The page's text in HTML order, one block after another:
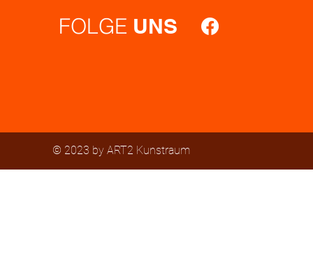
FOLGE UNS
© 2023 by ART2 Kunstraum